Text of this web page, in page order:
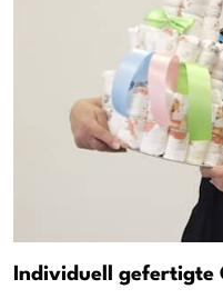
Individuell gefertigte